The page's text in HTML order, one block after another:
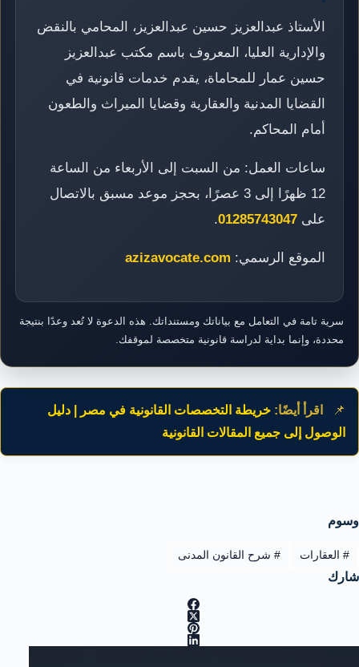
الأستاذ عبدالعزيز حسين عبدالعزيز، المحامي بالنقض
والإدارية العليا، المعروف باسم مكتب عبدالعزيز
حسين عمار للمحاماة، يقدم خدمات قانونية في
القضايا المدنية والعقارية وقضايا الميراث والطعون
أمام المحاكم.
ساعات العمل: من السبت إلى الأربعاء من الساعة
12 ظهرًا إلى 3 عصرًا، بحجز موعد مسبق بالاتصال
على 01285743047
.
الموقع الرسمي: azizavocate.com
سرية تامة في التعامل مع بياناتك ومستنداتك. هذه الدعوة لا تُعد وعدًا بنتيجة
محددة، وإنما بداية لدراسة قانونية متخصصة لموقفك.
📌 اقرأ أيضًا: خريطة التخصصات القانونية في مصر | دليل
الوصول إلى جميع المقالات القانونية
وسوم
#العقارات #شرح القانون المدنى
شارك